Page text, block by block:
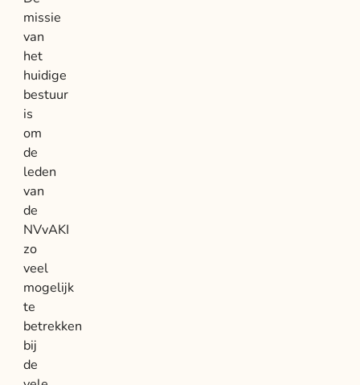
missie
van
het
huidige
bestuur
is
om
de
leden
van
de
NVvAKI
zo
veel
mogelijk
te
betrekken
bij
de